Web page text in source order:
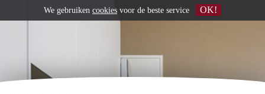
We gebruiken cookies voor de beste service OK!